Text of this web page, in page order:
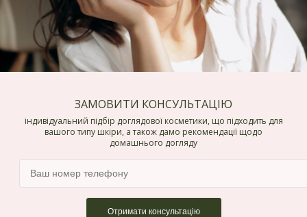
ЗАМОВИТИ КОНСУЛЬТАЦІЮ
індивідуальний підбір доглядової косметики, що підходить для
вашого типу шкіри, а також дамо рекомендації щодо
домашнього догляду